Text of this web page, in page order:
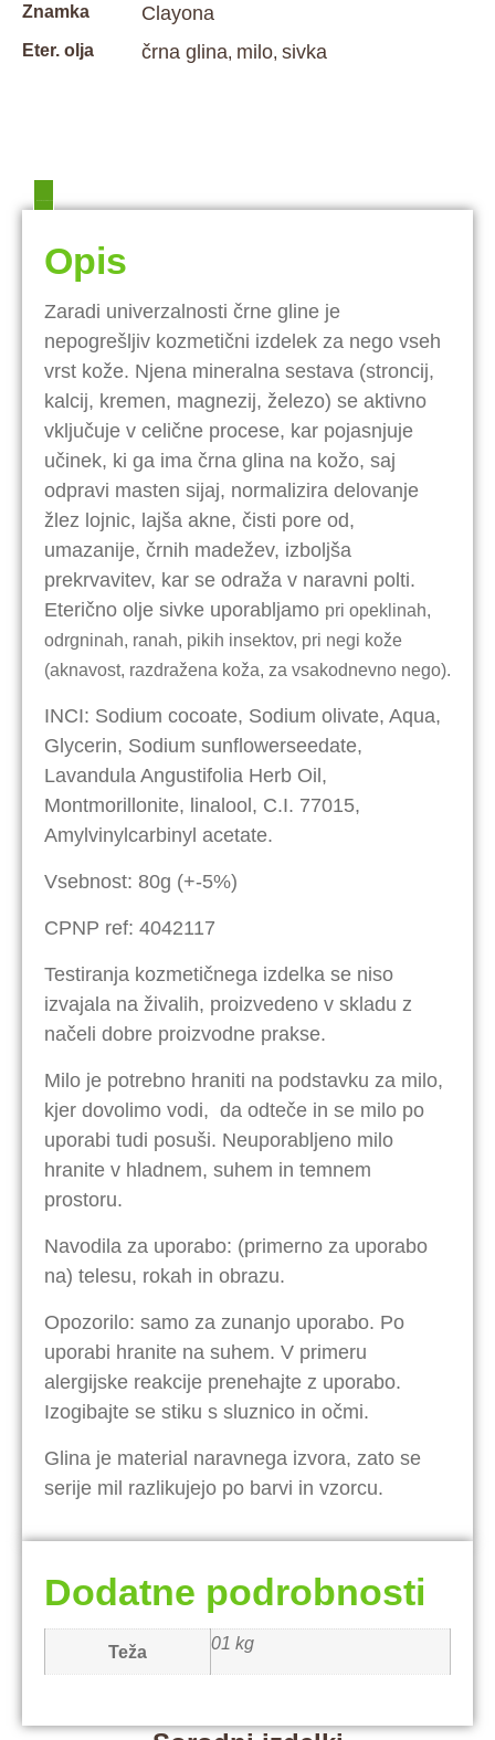
Znamka
Clayona
Eter. olja črna glina, milo, sivka
Opis
Zaradi univerzalnosti črne gline je
nepogrešljiv kozmetični izdelek za nego vseh
vrst kože. Njena mineralna sestava (stroncij,
kalcij, kremen, magnezij, železo) se aktivno
vključuje v celične procese, kar pojasnjuje
učinek, ki ga ima črna glina na kožo, saj
odpravi masten sijaj, normalizira delovanje
žlez lojnic, lajša akne, čisti pore od,
umazanije, črnih madežev, izboljša
prekrvavitev, kar se odraža v naravni polti.
Eterično olje sivke uporabljamo pri opeklinah,
odrgninah, ranah, pikih insektov, pri negi kože
(aknavost, razdražena koža, za vsakodnevno nego).
INCI: Sodium cocoate, Sodium olivate, Aqua,
Glycerin, Sodium sunflowerseedate,
Lavandula Angustifolia Herb Oil,
Montmorillonite, linalool, C.I. 77015,
Amylvinylcarbinyl acetate.
Vsebnost: 80g (+-5%)
CPNP ref: 4042117
Testiranja kozmetičnega izdelka se niso
izvajala na živalih, proizvedeno v skladu z
načeli dobre proizvodne prakse.
Milo je potrebno hraniti na podstavku za milo,
kjer dovolimo vodi, da odteče in se milo po
uporabi tudi posuši. Neuporabljeno milo
hranite v hladnem, suhem in temnem
prostoru.
Navodila za uporabo: (primerno za uporabo
na) telesu, rokah in obrazu.
Opozorilo: samo za zunanjo uporabo. Po
uporabi hranite na suhem. V primeru
alergijske reakcije prenehajte z uporabo.
Izogibajte se stiku s sluznico in očmi.
Glina je material naravnega izvora, zato se
serije mil razlikujejo po barvi in vzorcu.
Dodatne podrobnosti
Teža 01 kg